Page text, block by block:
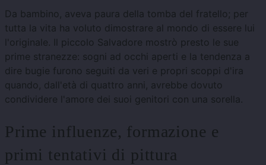
Da bambino, aveva paura della tomba del fratello; per
tutta la vita ha voluto dimostrare al mondo di essere lui
l'originale. Il piccolo Salvadore mostrò presto le sue
prime stranezze: sogni ad occhi aperti e la tendenza a
dire bugie furono seguiti da veri e propri scoppi d'ira
quando, dall'età di quattro anni, avrebbe dovuto
condividere l'amore dei suoi genitori con una sorella.
Prime influenze, formazione e
primi tentativi di pittura